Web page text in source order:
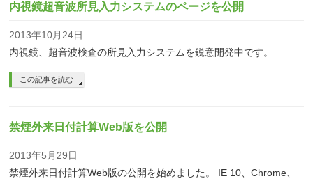
内視鏡超音波所見入力システムのページを公開
2013年10月24日
内視鏡、超音波検査の所見入力システムを鋭意開発中です。
この記事を読む
禁煙外来日付計算Web版を公開
2013年5月29日
禁煙外来日付計算Web版の公開を始めました。 IE 10、Chrome、